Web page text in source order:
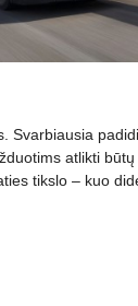
Svarbiausia
atlikti
tikslo – kuo